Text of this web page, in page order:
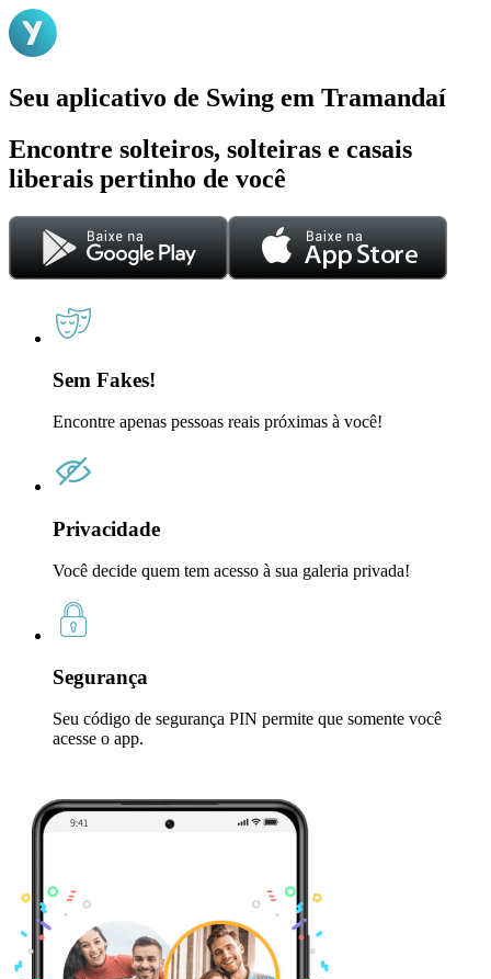
Seu aplicativo de Swing em Tramandaí
Encontre solteiros, solteiras e casais
liberais pertinho de você
Sem Fakes!
Encontre apenas pessoas reais próximas à você!
Privacidade
Você decide quem tem acesso à sua galeria privada!
Segurança
Seu código de segurança PIN permite que somente você
acesse o app.